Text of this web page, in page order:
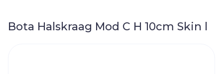
Bota Halskraag Mod C H 10cm Skin l